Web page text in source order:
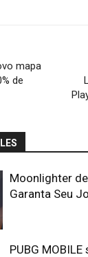
mapa
de
Moonlighter
Garanta Seu
PUBG